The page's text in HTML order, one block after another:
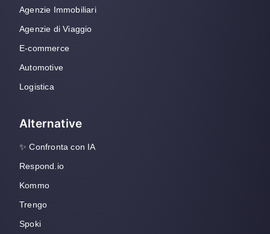
Agenzie Immobiliari
Agenzie di Viaggio
E-commerce
Automotive
Logistica
Alternative
✨ Confronta con IA
Respond.io
Kommo
Trengo
Spoki